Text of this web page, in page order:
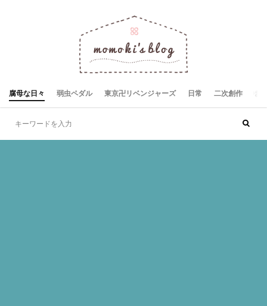
腐母な日々 弱虫ペダル 東京卍リベンジャーズ 日常 二次創作 お